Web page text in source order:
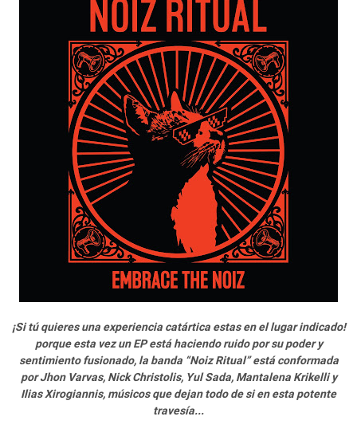
¡Si tú quieres una experiencia catártica estas en el lugar indicado!
porque esta vez un EP está haciendo ruido por su poder y
sentimiento fusionado, la banda “Noiz Ritual” está conformada
por Jhon Varvas, Nick Christolis, Yul Sada, Mantalena Krikelli y
Ilias Xirogiannis, músicos que dejan todo de si en esta potente
travesía...